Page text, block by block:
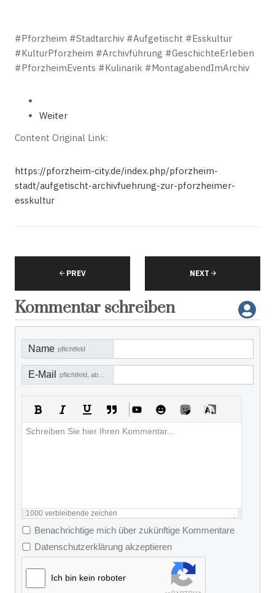
#Pforzheim #Stadtarchiv #Aufgetischt #Esskultur
#KulturPforzheim #Archivführung #GeschichteErleben
#PforzheimEvents #Kulinarik #MontagabendImArchiv
Weiter
Content Original Link:
https://pforzheim-city.de/index.php/pforzheim-
stadt/aufgetischt-archivfuehrung-zur-pforzheimer-
esskultur
PREV NEXT
Kommentar schreiben
Name pflichtfeld
E-Mail
1000 verbleibende zeichen
Benachrichtige mich über zukünftige Kommentare
Datenschutzerklärung akzeptieren
Ich bin kein roboter